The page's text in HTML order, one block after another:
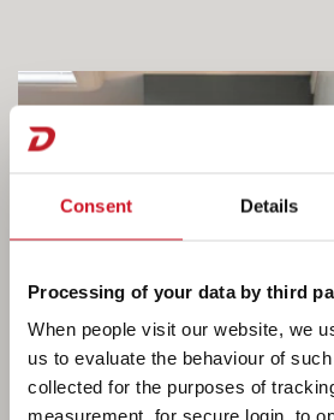
Consent Details
Processing of your data by third
When people visit our website, we
us to evaluate the behaviour of
collected for the purposes of
measurement, for secure login, to